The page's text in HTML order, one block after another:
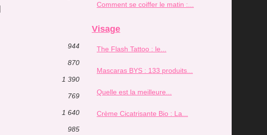
944
870
1 390
769
1 640
985
Comment se coiffer le matin :...
Visage
The Flash Tattoo : le...
Mascaras BYS : 133 produits...
Quelle est la meilleure...
Crème Cicatrisante Bio : La...